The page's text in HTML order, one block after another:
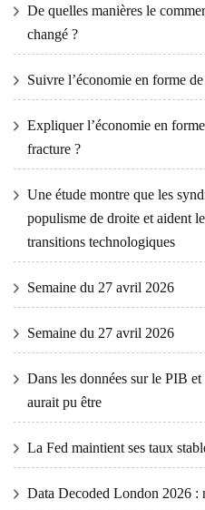
De quelles manières le
changé ?
Suivre l’économie en forme
Expliquer l’économie en
fracture ?
Une étude montre que les
populisme de droite et aident
transitions technologiques
Semaine du 27 avril 2026
Semaine du 27 avril 2026
Dans les données sur le PIB
aurait pu être
La Fed maintient ses taux
Data Decoded London 2026 :